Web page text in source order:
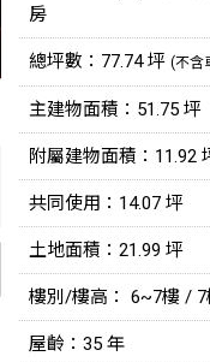
房
總坪數：77.74 坪 (不含
主建物面積：51.75 坪
附屬建物面積：11.92
共同使用：14.07 坪
土地面積：21.99 坪
樓別/樓高： 6~7樓 / 7
屋齡：35 年